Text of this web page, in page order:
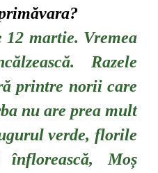
12 martie. Vremea
Razele
printre norii care
nu are prea mult
verde, florile
Moș